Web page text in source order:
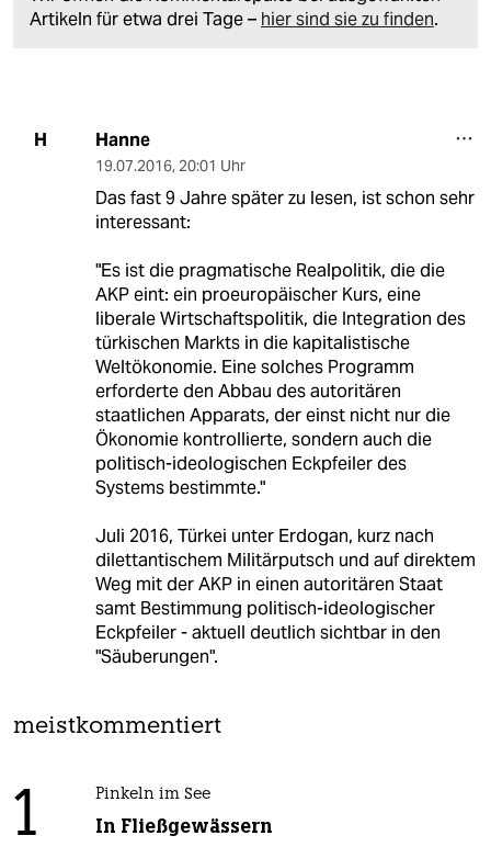
Artikeln für etwa drei Tage – hier sind sie zu finden.
H Hanne
19.07.2016, 20:01 Uhr
Das fast 9 Jahre später zu lesen, ist schon sehr
interessant:
"Es ist die pragmatische Realpolitik, die die
AKP eint: ein proeuropäischer Kurs, eine
liberale Wirtschaftspolitik, die Integration des
türkischen Markts in die kapitalistische
Weltökonomie. Eine solches Programm
erforderte den Abbau des autoritären
staatlichen Apparats, der einst nicht nur die
Ökonomie kontrollierte, sondern auch die
politisch-ideologischen Eckpfeiler des
Systems bestimmte."
Juli 2016, Türkei unter Erdogan, kurz nach
dilettantischem Militärputsch und auf direktem
Weg mit der AKP in einen autoritären Staat
samt Bestimmung politisch-ideologischer
Eckpfeiler - aktuell deutlich sichtbar in den
"Säuberungen".
meistkommentiert
1 Pinkeln im See
In Fließgewässern